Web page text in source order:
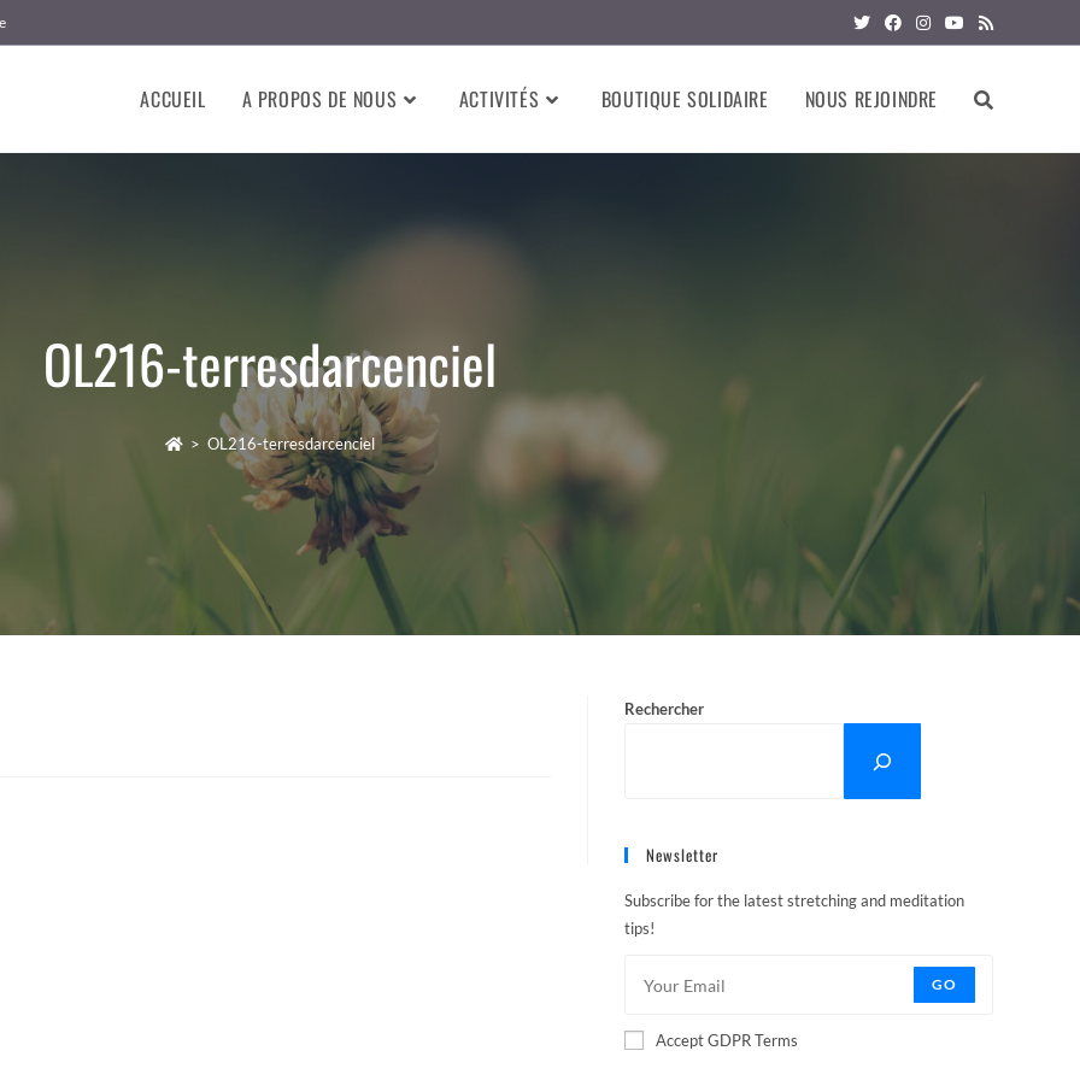
ACCUEIL A PROPOS DE NOUS ACTIVITÉS BOUTIQUE SOLIDAIRE NOUS REJOINDRE
OL216-terresdarcenciel
> OL216-terresdarcenciel
Rechercher
Newsletter
Subscribe for the latest stretching and meditation
tips!
GO
Accept GDPR Terms